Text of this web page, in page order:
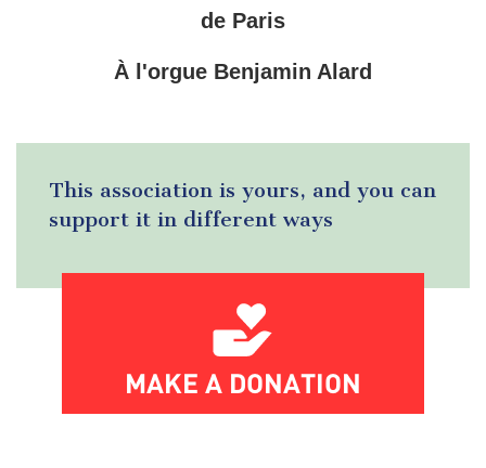
de Paris
À l'orgue Benjamin Alard
This association is yours, and you can
support it in different ways
MAKE A DONATION